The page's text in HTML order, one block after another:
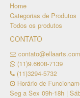
Home
Categorias de Produtos
Todos os produtos
CONTATO
(11)9.6608-7139
(11)3294-5732
Horário de
Seg a Sex 09h-18h |